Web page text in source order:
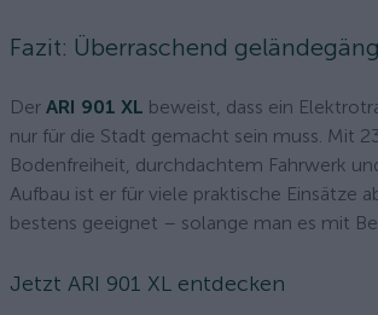
Fazit: Überraschend
Der ARI 901 XL beweist, dass ein
nur für die Stadt gemacht sein muss. Mit
Bodenfreiheit, durchdachtem Fahrwerk
Aufbau ist er für viele praktische Einsätze
bestens geeignet – solange man es mit
Jetzt ARI 901 XL entdecken